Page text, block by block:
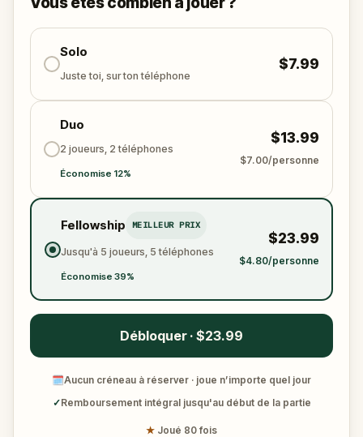
Solo
Juste toi, sur ton téléphone
$7.99
Duo
2 joueurs, 2 téléphones
Économise 12%
$13.99
$7.00/personne
Fellowship MEILLEUR PRIX
Jusqu'à 5 joueurs, 5 téléphones
Économise 39%
$23.99
$4.80/personne
Débloquer · $23.99
🗓Aucun créneau à réserver · joue n’importe quel jour
✓Remboursement intégral jusqu'au début de la partie
★ Joué 80 fois